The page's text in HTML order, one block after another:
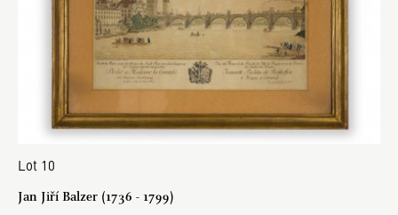
Lot 10
Jan Jiří Balzer (1736 - 1799)